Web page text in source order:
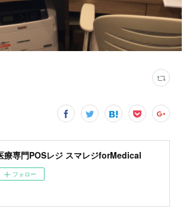
療専門POSレジ スマレジforMedical
フォロー